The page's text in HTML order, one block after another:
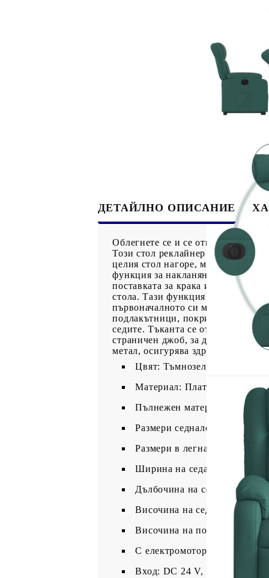
ДЕТАЙЛНО ОПИСАНИЕ
Облегнете се и се отпуснете в
Този стол реклайнер е оборудван
целия стол нагоре, можете лесно
функция за накланяне: Този стол
поставката за крака и
стола. Тази функция позволява
първоначалното си място с лесно
подлакътници, покрити с
седите. Тъканта се отличава
страничен джоб, за да държите
метал, осигурява здрава
Цвят: Тъмнозелен
Материал: Плат (100%
Пълнежен материал:
Размери седнало
Размери в легнало
Ширина на седалката: 50 см
Дълбочина на седалката: 57
Височина на седалката от
Височина на подлакътника
С електромотор за
Вход: DC 24 V, 1,5 A